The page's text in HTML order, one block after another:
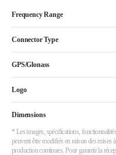
Frequency Range
Connector Type
GPS/Glonass
Logo
Dimensions
* Les images, spécifications,
peuvent être modifiés en raison des mises
production continues. Pour garantir la